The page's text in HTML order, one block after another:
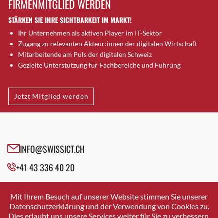
Brugg AG
Brütten
Bubendorf
Bubikon
Buchs (SG)
Bäretswil
Bülach
Cazis
Crissier
Davos Platz
Dierikon
Dietikon
FIRMENMITGLIED WERDEN
STÄRKEN SIE IHRE SICHTBARKEIT IM MARKT!
Ihr Unternehmen als aktiven Player im IT-Sektor
Zugang zu relevanten Akteur:innen der digitalen Wirtschaft
Mitarbeitende am Puls der digitalen Schweiz
Gezielte Unterstützung für Fachbereiche und Führung
Jetzt Mitglied werden
INFO@SWISSICT.CH
+41 43 336 40 20
SWISSICT
VULKANSTRASSE 120
8048 ZURICH
Mit Ihrem Besuch auf unserer Website stimmen Sie unserer
Datenschutzerklärung und der Verwendung von Cookies zu.
Dies erlaubt uns unsere Services weiter für Sie zu verbessern.